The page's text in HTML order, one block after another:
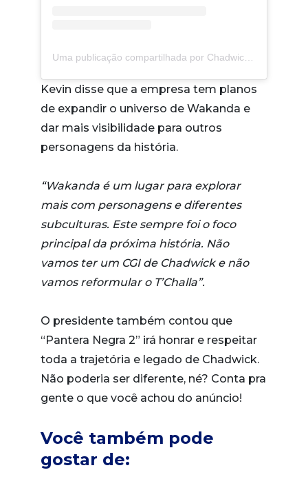
Kevin disse que a empresa tem planos
de expandir o universo de Wakanda e
dar mais visibilidade para outros
personagens da história.
“Wakanda é um lugar para explorar
mais com personagens e diferentes
subculturas. Este sempre foi o foco
principal da próxima história. Não
vamos ter um CGI de Chadwick e não
vamos reformular o T’Challa”.
O presidente também contou que
“Pantera Negra 2” irá honrar e respeitar
toda a trajetória e legado de Chadwick.
Não poderia ser diferente, né? Conta pra
gente o que você achou do anúncio!
Você também pode
gostar de: